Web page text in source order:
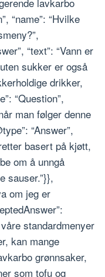
“name”: “Hvilke
“text”: “Vann er
sukker er også
drikker,
“Question”,
man følger denne
“Answer”,
basert på kjøtt,
om å unngå
sauser.”}},
om jeg er
våre standardmenyer
kan mange
grønnsaker,
som tofu og